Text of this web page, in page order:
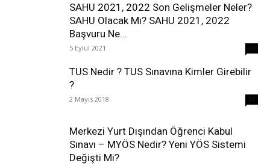
SAHU 2021, 2022 Son Gelişmeler Neler?
SAHU Olacak Mı? SAHU 2021, 2022
Başvuru Ne...
5 Eylül 2021
TUS Nedir ? TUS Sınavına Kimler Girebilir
?
2 Mayıs 2018
Merkezi Yurt Dışından Öğrenci Kabul
Sınavı – MYÖS Nedir? Yeni YÖS Sistemi
Değişti Mi?